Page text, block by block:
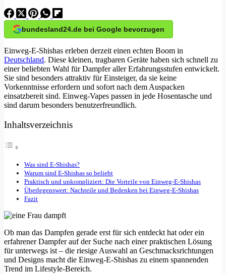
bundesland24.de bei Google bevorzugen
Einweg-E-Shishas erleben derzeit einen echten Boom in
Deutschland. Diese kleinen, tragbaren Geräte haben sich schnell zu
einer beliebten Wahl für Dampfer aller Erfahrungsstufen entwickelt.
Sie sind besonders attraktiv für Einsteiger, da sie keine
Vorkenntnisse erfordern und sofort nach dem Auspacken
einsatzbereit sind. Einweg-Vapes passen in jede Hosentasche und
sind darum besonders benutzerfreundlich.
Inhaltsverzeichnis
Was sind E-Shishas?
Warum sind E-Shishas so beliebt
Praktisch und unkompliziert: Die Vorteile von Einweg-E-Shishas
Überlegenswert: Nachteile und Bedenken bei Einweg-E-Shishas
Fazit
Ob man das Dampfen gerade erst für sich entdeckt hat oder ein
erfahrener Dampfer auf der Suche nach einer praktischen Lösung
für unterwegs ist – die riesige Auswahl an Geschmacksrichtungen
und Designs macht die Einweg-E-Shishas zu einem spannenden
Trend im Lifestyle-Bereich.